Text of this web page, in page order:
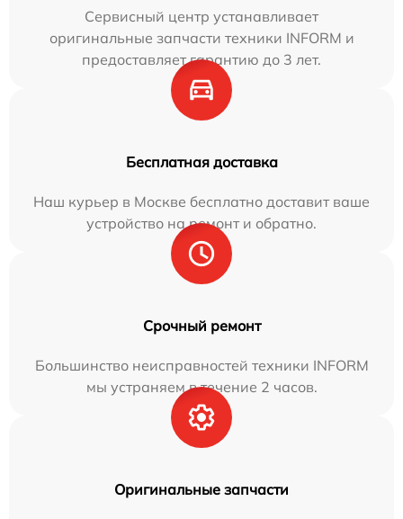
Сервисный центр устанавливает
оригинальные запчасти техники INFORM и
предоставляет гарантию до 3 лет.
Бесплатная доставка
Наш курьер в Москве бесплатно доставит ваше
устройство на ремонт и обратно.
Срочный ремонт
Большинство неисправностей техники INFORM
мы устраняем в течение 2 часов.
Оригинальные запчасти